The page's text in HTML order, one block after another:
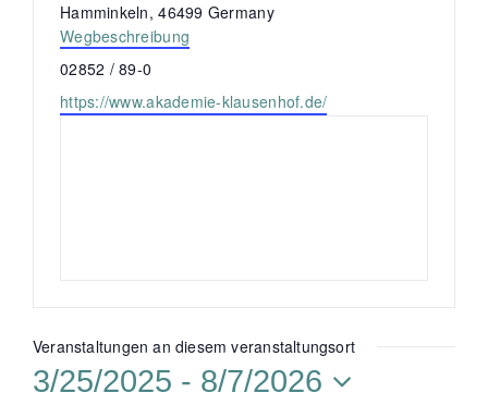
d
r
e
s
Hamminkeln, 46499 Germany
Wegbeschreibung
T
e
l
02852 / 89-0
W
https://www.akademie-klausenhof.de/
Veranstaltungen an diesem veranstaltungsort
3/25/2025 - 8/7/2026